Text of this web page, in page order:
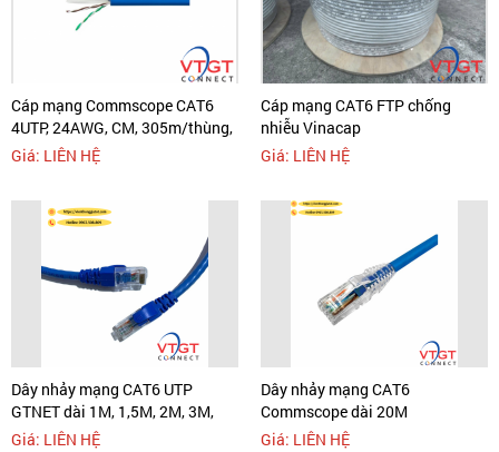
Cáp mạng Commscope CAT6
4UTP, 24AWG, CM, 305m/thùng,
màu xanh (1427071-6)
Giá: LIÊN HỆ
Cáp mạng CAT6 FTP chống
nhiễu Vinacap
Giá: LIÊN HỆ
Dây nhảy mạng CAT6 UTP
GTNET dài 1M, 1,5M, 2M, 3M,
5M
Giá: LIÊN HỆ
Dây nhảy mạng CAT6
Commscope dài 20M
(NPC06UVDB-BL065F)
Giá: LIÊN HỆ